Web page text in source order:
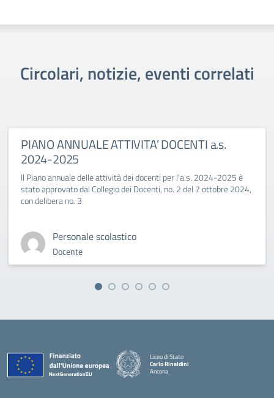
Circolari, notizie, eventi correlati
PIANO ANNUALE ATTIVITA’ DOCENTI a.s.
2024-2025
Il Piano annuale delle attività dei docenti per l'a.s. 2024-2025 è
stato approvato dal Collegio dei Docenti, no. 2 del 7 ottobre 2024,
con delibera no. 3
Personale scolastico
Docente
Liceo di Stato
Carlo Rinaldini
Ancona